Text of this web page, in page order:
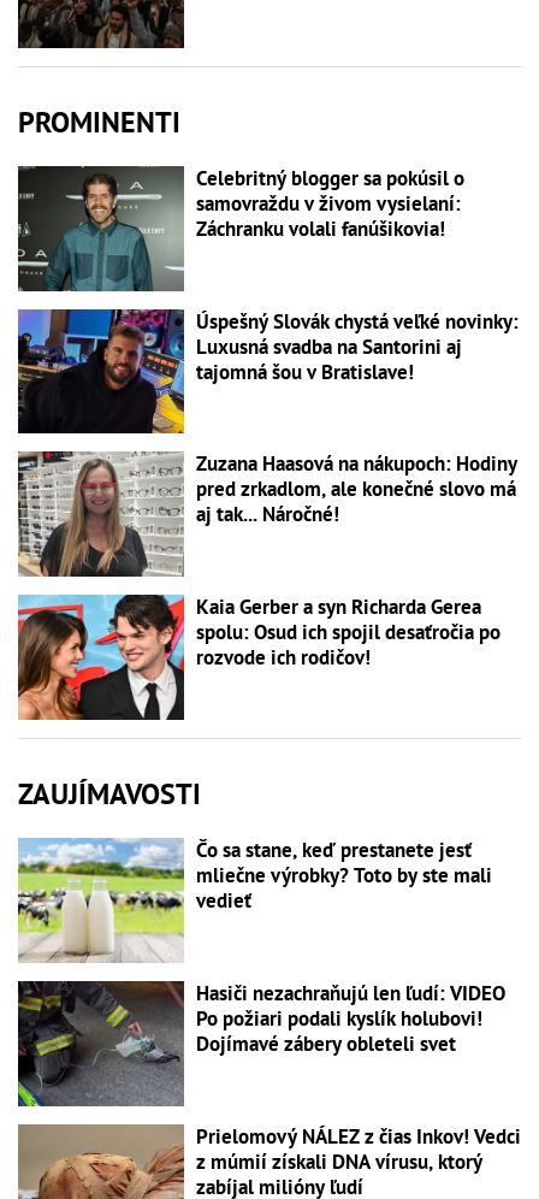
PROMINENTI
Celebritný blogger sa pokúsil o
samovraždu v živom vysielaní:
Záchranku volali fanúšikovia!
Úspešný Slovák chystá veľké novinky:
Luxusná svadba na Santorini aj
tajomná šou v Bratislave!
Zuzana Haasová na nákupoch: Hodiny
pred zrkadlom, ale konečné slovo má
aj tak... Náročné!
Kaia Gerber a syn Richarda Gerea
spolu: Osud ich spojil desaťročia po
rozvode ich rodičov!
ZAUJÍMAVOSTI
Čo sa stane, keď prestanete jesť
mliečne výrobky? Toto by ste mali
vedieť
Hasiči nezachraňujú len ľudí: VIDEO
Po požiari podali kyslík holubovi!
Dojímavé zábery obleteli svet
Prielomový NÁLEZ z čias Inkov! Vedci
z múmií získali DNA vírusu, ktorý
zabíjal milióny ľudí